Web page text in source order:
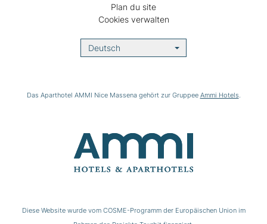
Plan du site
Cookies verwalten
Deutsch
Das Aparthotel AMMI Nice Massena gehört zur Gruppee Ammi Hotels.
Diese Website wurde vom COSME-Programm der Europäischen Union im